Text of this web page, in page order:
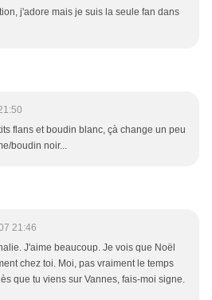
j'adore mais je suis la seule fan dans
flans et boudin blanc, çà change un peu
boudin noir...
21:46
J'aime beaucoup. Je vois que Noël
chez toi. Moi, pas vraiment le temps
que tu viens sur Vannes, fais-moi signe.